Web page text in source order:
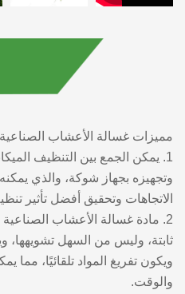
مميزات غسالة الأعشاب الصناعية
1. يمكن الجمع بين التنظيف
وتجهيزه بجهاز شوكة، والذي
الاتجاهات وتحقيق أفضل تأثير
2. مادة غسالة الأعشاب
ثابتة، وليس من السهل تشويهها،
ويكون تفريغ المواد تلقائيًا، مما
والوقت.